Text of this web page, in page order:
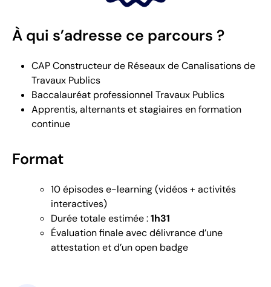
À qui s’adresse ce parcours ?
CAP Constructeur de Réseaux de Canalisations de
Travaux Publics
Baccalauréat professionnel Travaux Publics
Apprentis, alternants et stagiaires en formation
continue
Format
10 épisodes e-learning (vidéos + activités
interactives)
Durée totale estimée :1h31
Évaluation finale avec délivrance d’une
attestation et d’un open badge